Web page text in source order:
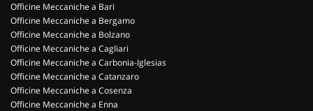
Officine Meccaniche a Bari
Officine Meccaniche a Bergamo
Officine Meccaniche a Bolzano
Officine Meccaniche a Cagliari
Officine Meccaniche a Carbonia-Iglesias
Officine Meccaniche a Catanzaro
Officine Meccaniche a Cosenza
Officine Meccaniche a Enna